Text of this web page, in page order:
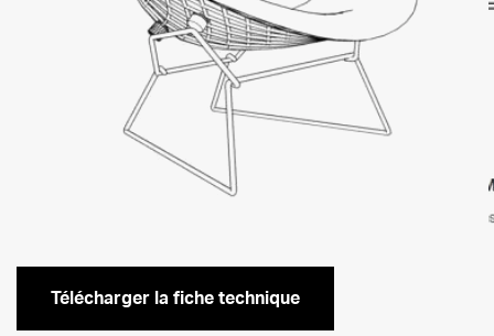
Télécharger la fiche technique